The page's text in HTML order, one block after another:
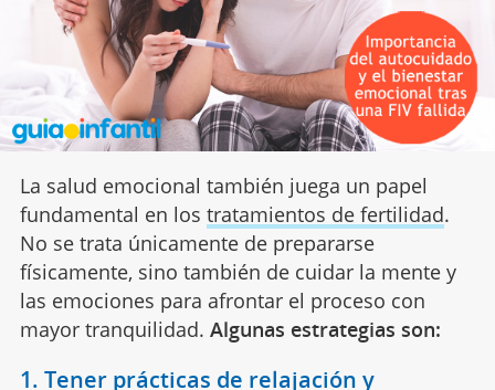
La salud emocional también juega un papel
fundamental en los tratamientos de fertilidad.
No se trata únicamente de prepararse
físicamente, sino también de cuidar la mente y
las emociones para afrontar el proceso con
mayor tranquilidad. Algunas estrategias son:
1. Tener prácticas de relajación y